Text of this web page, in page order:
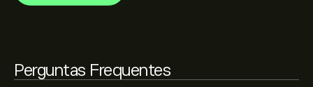
Perguntas Frequentes
Compra moderada.